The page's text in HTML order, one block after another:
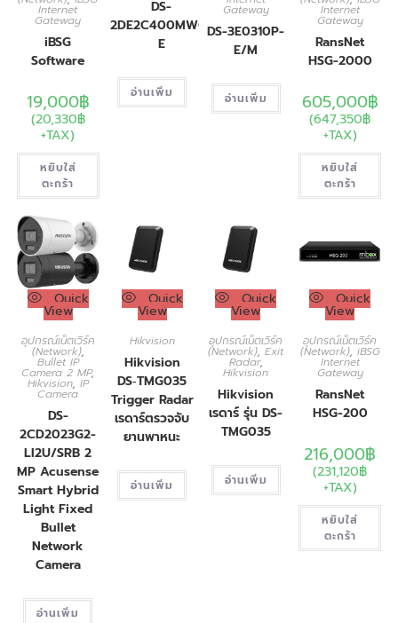
Internet
Gateway
iBSG
Software
19,000฿
(20,330฿
+TAX)
หยิบใส่
ตะกร้า
DS-
2DE2C400MWG-
E
อ่านเพิ่ม
Gateway
DS-3E0310P-
E/M
อ่านเพิ่ม
Internet
Gateway
RansNet
HSG-2000
605,000฿
(647,350฿
+TAX)
หยิบใส่
ตะกร้า
Quick
View
อุปกรณ์เน็ตเวิร์ค
(Network),
Bullet IP
Camera 2 MP,
Hikvision, IP
Camera
DS-
2CD2023G2-
LI2U/SRB 2
MP Acusense
Smart Hybrid
Light Fixed
Bullet
Network
Camera
อ่านเพิ่ม
Quick
View
Hikvision
Hikvision
DS‑TMG035
Trigger Radar
เรดาร์ตรวจจับ
ยานพาหนะ
อ่านเพิ่ม
Quick
View
อุปกรณ์เน็ตเวิร์ค
(Network),Exit
Radar,
Hikvision
Hikvision
เรดาร์ รุ่น DS-
TMG035
อ่านเพิ่ม
Quick
View
อุปกรณ์เน็ตเวิร์ค
(Network), iBSG
Internet
Gateway
RansNet
HSG-200
216,000฿
(231,120฿
+TAX)
หยิบใส่
ตะกร้า